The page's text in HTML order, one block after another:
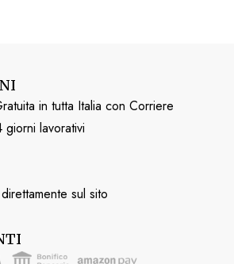
in tutta Italia con Corriere
lavorativi
sul sito